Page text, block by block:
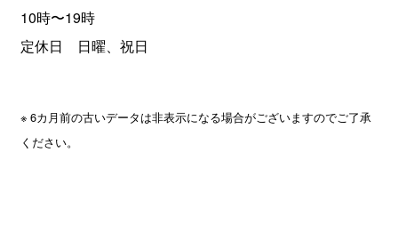
10時〜19時
定休日 日曜、祝日
※ 6カ月前の古いデータは非表示になる場合がございますのでご了承
ください。